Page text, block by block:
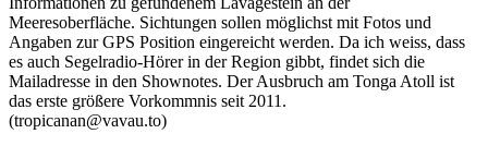
Meeresoberfläche. Sichtungen sollen möglichst mit Fotos und
Angaben zur GPS Position eingereicht werden. Da ich weiss, dass
es auch Segelradio-Hörer in der Region gibbt, findet sich die
Mailadresse in den Shownotes. Der Ausbruch am Tonga Atoll ist
das erste größere Vorkommnis seit 2011.
(tropicanan@vavau.to)